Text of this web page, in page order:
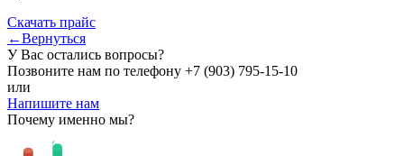
Скачать прайс
←Вернуться
У Вас остались вопросы?
Позвоните нам по телефону +7 (903) 795-15-10
или
Напишите нам
Почему именно мы?